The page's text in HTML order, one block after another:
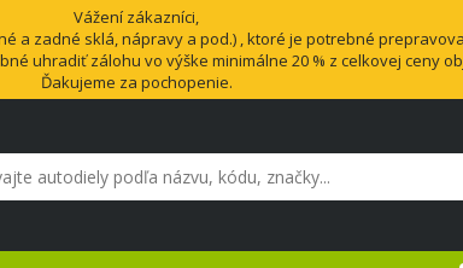
Vážení zákazníci,
zadné sklá, nápravy a pod.) , ktoré je potrebné
uhradiť zálohu vo výške minimálne 20 % z celkovej ceny
Ďakujeme za pochopenie.